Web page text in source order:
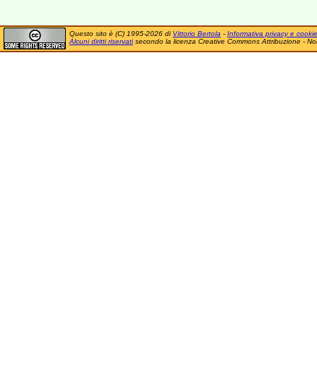
Questo sito è (C) 1995-2026 di Vittorio Bertola - Informativa privacy e cookie
Alcuni diritti riservatisecondo la licenza Creative Commons Attribuzione -